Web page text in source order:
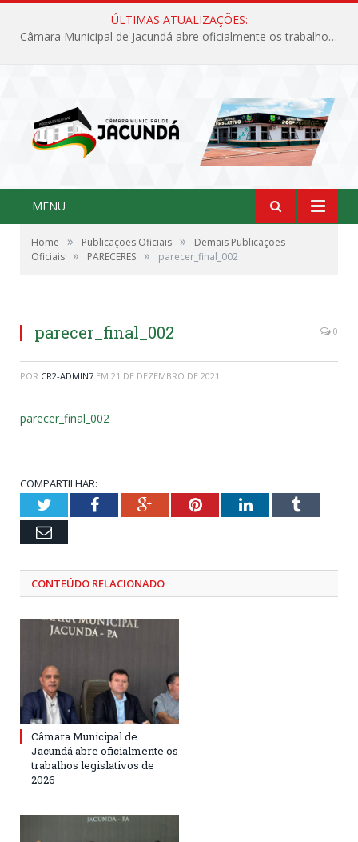
ÚLTIMAS ATUALIZAÇÕES:
Câmara Municipal de Jacundá abre oficialmente os trabalhos legislativos de 2026
MENU
Home » Publicações Oficiais »
Demais Publicações
Oficiais » PARECERES » parecer_final_002
parecer_final_002 0
POR CR2-ADMIN7 EM 21 DE DEZEMBRO DE 2021
parecer_final_002
COMPARTILHAR:
TwitterFacebookGoogle+PinterestLinkedInTumblr
Email
CONTEÚDO RELACIONADO
Câmara Municipal de
Jacundá abre oficialmente os
trabalhos legislativos de
2026